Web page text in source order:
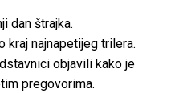
dan štrajka.
kraj najnapetijeg trilera.
objavili kako je
pregovorima.